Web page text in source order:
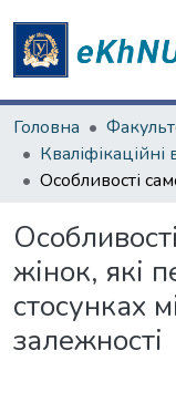
Головна
жінок, які
стосунках
залежності